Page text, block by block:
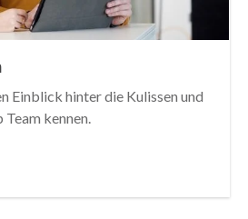
Einblick hinter die Kulissen und
Team kennen.